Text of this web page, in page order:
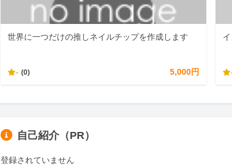
世界に一つだけの推しネイルチップを作成します
- (0) 5,000円
自己紹介（PR）
登録されていません